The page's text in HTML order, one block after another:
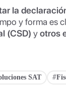
la
y forma es
(CSD) yotros
SAT #